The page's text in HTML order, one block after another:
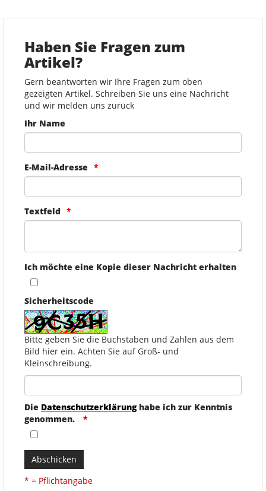
Haben Sie Fragen zum
Artikel?
Gern beantworten wir Ihre Fragen zum oben
gezeigten Artikel. Schreiben Sie uns eine Nachricht
und wir melden uns zurück
Ihr Name
E-Mail-Adresse
Textfeld
Ich möchte eine Kopie dieser Nachricht erhalten
Sicherheitscode
Bitte geben Sie die Buchstaben und Zahlen aus dem
Bild hier ein. Achten Sie auf Groß- und
Kleinschreibung.
Die Datenschutzerklärunghabe ich zur Kenntnis
genommen.
Abschicken
* = Pflichtangabe